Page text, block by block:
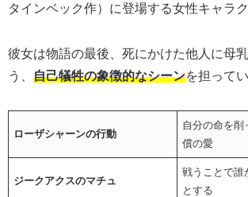
タインベック作）に登場する女性キャラク
彼女は物語の最後、死にかけた他人に母
う、 自己犠牲の象徴的なシーンを担ってい
ローザシャーンの行動
自分の命を削
償の愛
ジークアクスのマチュ
戦うことで誰
とする